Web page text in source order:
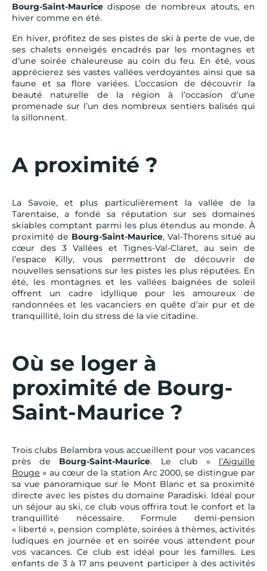
Bourg-Saint-Maurice dispose de nombreux atouts, en
hiver comme en été.
En hiver, profitez de ses pistes de ski à perte de vue, de
ses chalets enneigés encadrés par les montagnes et
d’une soirée chaleureuse au coin du feu. En été, vous
apprécierez ses vastes vallées verdoyantes ainsi que sa
faune et sa flore variées. L’occasion de découvrir la
beauté naturelle de la région à l’occasion d’une
promenade sur l’un des nombreux sentiers balisés qui
la sillonnent.
A proximité ?
La Savoie, et plus particulièrement la vallée de la
Tarentaise, a fondé sa réputation sur ses domaines
skiables comptant parmi les plus étendus au monde. À
proximité de Bourg-Saint-Maurice, Val-Thorens situé au
cœur des 3 Vallées et Tignes-Val-Claret, au sein de
l’espace Killy, vous permettront de découvrir de
nouvelles sensations sur les pistes les plus réputées. En
été, les montagnes et les vallées baignées de soleil
offrent un cadre idyllique pour les amoureux de
randonnées et les vacanciers en quête d’air pur et de
tranquillité, loin du stress de la vie citadine.
Où se loger à
proximité de Bourg-
Saint-Maurice ?
Trois clubs Belambra vous accueillent pour vos vacances
près de Bourg-Saint-Maurice. Le club « l’Aiguille
Rouge » au cœur de la station Arc 2000, se distingue par
sa vue panoramique sur le Mont Blanc et sa proximité
directe avec les pistes du domaine Paradiski. Idéal pour
un séjour au ski, ce club vous offrira tout le confort et la
tranquillité nécessaire. Formule demi-pension
« liberté », pension complète, soirées à thèmes, activités
ludiques en journée et en soirée vous attendent pour
vos vacances. Ce club est idéal pour les familles. Les
enfants de 3 à 17 ans peuvent participer à des activités